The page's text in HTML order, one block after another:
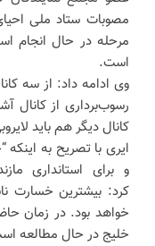
مصوبات ستاد ملی
مرحله در حال انجام
است.
وی ادامه داد: از سه
رسوب‌برداری از کانال
کانال دیگر هم باید
ایری با تصریح به
و برای استانداری
کرد: بیشترین خسارت
خواهد بود. در زمان
خلیج در حال مطالعه